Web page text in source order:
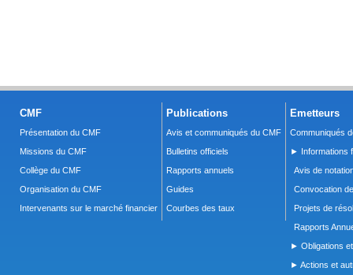
CMF
Présentation du CMF
Missions du CMF
Collège du CMF
Organisation du CMF
Intervenants sur le marché financier
Publications
Avis et communiqués du CMF
Bulletins officiels
Rapports annuels
Guides
Courbes des taux
Emetteurs
Communiqués
► Informations
Avis de
Convocation
Projets de
Rapports
► Obligations
► Actions et